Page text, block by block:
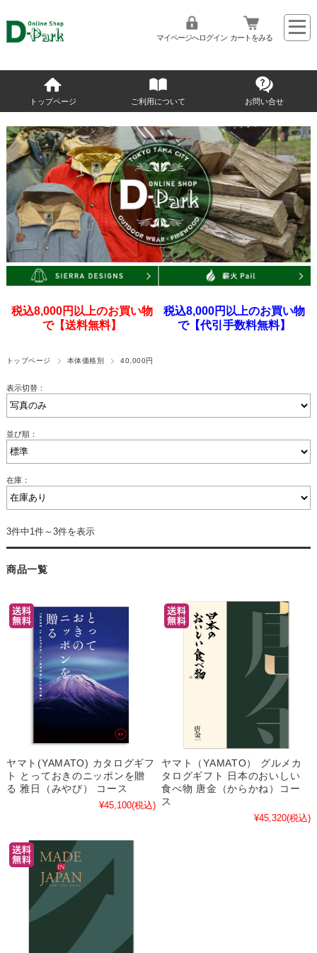
マイページへログイン カートをみる
トップページ ご利用について お問い合せ
税込8,000円以上のお買い物
で【送料無料】
税込8,000円以上のお買い物
で【代引手数料無料】
トップページ 本体価格別 40,000円
表示切替：
並び順：
在庫：
3件中1件～3件を表示
商品一覧
ヤマト(YAMATO) カタログギフ
ト とっておきのニッポンを贈
る 雅日（みやび） コース
¥45,100(税込)
ヤマト（YAMATO） グルメカ
タログギフト 日本のおいしい
食べ物 唐金（からかね）コー
ス
¥45,320(税込)